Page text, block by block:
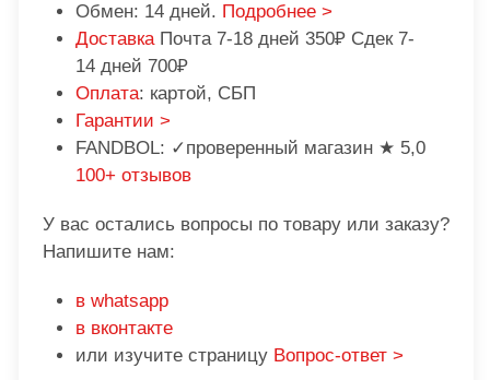
Обмен: 14 дней. Подробнее >
Доставка Почта 7-18 дней 350₽ Сдек 7-
14 дней 700₽
Оплата: картой, СБП
Гарантии >
FANDBOL: ✓проверенный магазин ★ 5,0
100+ отзывов
У вас остались вопросы по товару или заказу?
Напишите нам:
в whatsapp
в вконтакте
или изучите страницу Вопрос-ответ >